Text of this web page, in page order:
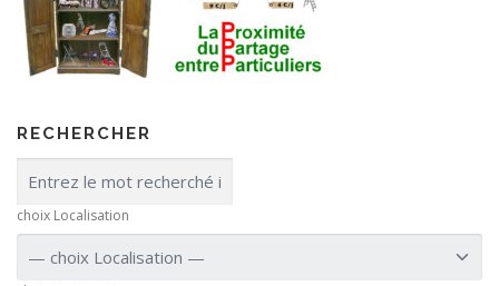
RECHERCHER
choix Localisation